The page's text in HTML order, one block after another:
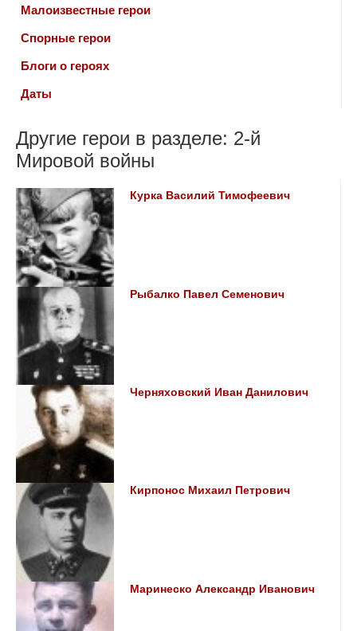
Малоизвестные герои
Спорные герои
Блоги о героях
Даты
Другие герои в разделе: 2-й
Мировой войны
Курка Василий Тимофеевич
Рыбалко Павел Семенович
Черняховский Иван Данилович
Кирпонос Михаил Петрович
Маринеско Александр Иванович